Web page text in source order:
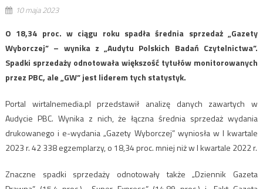
10 maja 2023
O 18,34 proc. w ciągu roku spadła średnia sprzedaż „Gazety
Wyborczej” – wynika z „Audytu Polskich Badań Czytelnictwa”.
Spadki sprzedaży odnotowała większość tytułów monitorowanych
przez PBC, ale „GW” jest liderem tych statystyk.
Portal wirtalnemedia.pl przedstawił analizę danych zawartych w
Audycie PBC. Wynika z nich, że łączna średnia sprzedaż wydania
drukowanego i e-wydania „Gazety Wyborczej” wyniosła w I kwartale
2023 r. 42 338 egzemplarzy, o 18,34 proc. mniej niż w I kwartale 2022 r.
Znaczne spadki sprzedaży odnotowały także „Dziennik Gazeta